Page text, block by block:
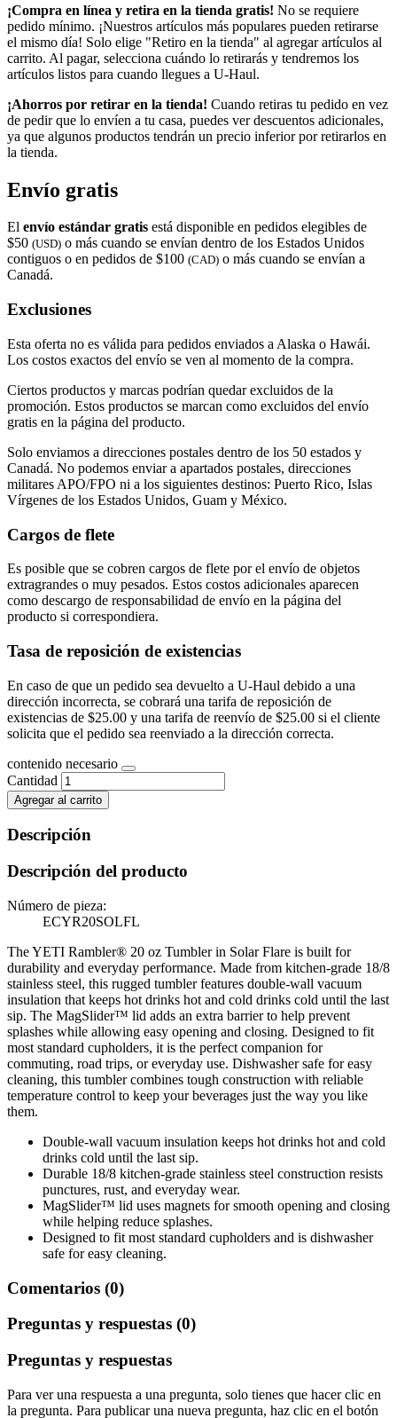
¡Compra en línea y retira en la tienda gratis! No se requiere
pedido mínimo. ¡Nuestros artículos más populares pueden retirarse
el mismo día! Solo elige "Retiro en la tienda" al agregar artículos al
carrito. Al pagar, selecciona cuándo lo retirarás y tendremos los
artículos listos para cuando llegues a U-Haul.
¡Ahorros por retirar en la tienda! Cuando retiras tu pedido en vez
de pedir que lo envíen a tu casa, puedes ver descuentos adicionales,
ya que algunos productos tendrán un precio inferior por retirarlos en
la tienda.
Envío gratis
El envío estándar gratis está disponible en pedidos elegibles de
$50 (USD) o más cuando se envían dentro de los Estados Unidos
contiguos o en pedidos de $100 (CAD) o más cuando se envían a
Canadá.
Exclusiones
Esta oferta no es válida para pedidos enviados a Alaska o Hawái.
Los costos exactos del envío se ven al momento de la compra.
Ciertos productos y marcas podrían quedar excluidos de la
promoción. Estos productos se marcan como excluidos del envío
gratis en la página del producto.
Solo enviamos a direcciones postales dentro de los 50 estados y
Canadá. No podemos enviar a apartados postales, direcciones
militares APO/FPO ni a los siguientes destinos: Puerto Rico, Islas
Vírgenes de los Estados Unidos, Guam y México.
Cargos de flete
Es posible que se cobren cargos de flete por el envío de objetos
extragrandes o muy pesados. Estos costos adicionales aparecen
como descargo de responsabilidad de envío en la página del
producto si correspondiera.
Tasa de reposición de existencias
En caso de que un pedido sea devuelto a U-Haul debido a una
dirección incorrecta, se cobrará una tarifa de reposición de
existencias de $25.00 y una tarifa de reenvío de $25.00 si el cliente
solicita que el pedido sea reenviado a la dirección correcta.
contenido necesario
Cantidad
Agregar al carrito
Descripción
Descripción del producto
Número de pieza:
ECYR20SOLFL
The YETI Rambler® 20 oz Tumbler in Solar Flare is built for
durability and everyday performance. Made from kitchen-grade 18/8
stainless steel, this rugged tumbler features double-wall vacuum
insulation that keeps hot drinks hot and cold drinks cold until the last
sip. The MagSlider™ lid adds an extra barrier to help prevent
splashes while allowing easy opening and closing. Designed to fit
most standard cupholders, it is the perfect companion for
commuting, road trips, or everyday use. Dishwasher safe for easy
cleaning, this tumbler combines tough construction with reliable
temperature control to keep your beverages just the way you like
them.
Double-wall vacuum insulation keeps hot drinks hot and cold
drinks cold until the last sip.
Durable 18/8 kitchen-grade stainless steel construction resists
punctures, rust, and everyday wear.
MagSlider™ lid uses magnets for smooth opening and closing
while helping reduce splashes.
Designed to fit most standard cupholders and is dishwasher
safe for easy cleaning.
Comentarios (0)
Preguntas y respuestas (0)
Preguntas y respuestas
Para ver una respuesta a una pregunta, solo tienes que hacer clic en
la pregunta. Para publicar una nueva pregunta, haz clic en el botón